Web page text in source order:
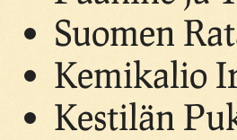
Suomen
Kemikalio
Kestilän